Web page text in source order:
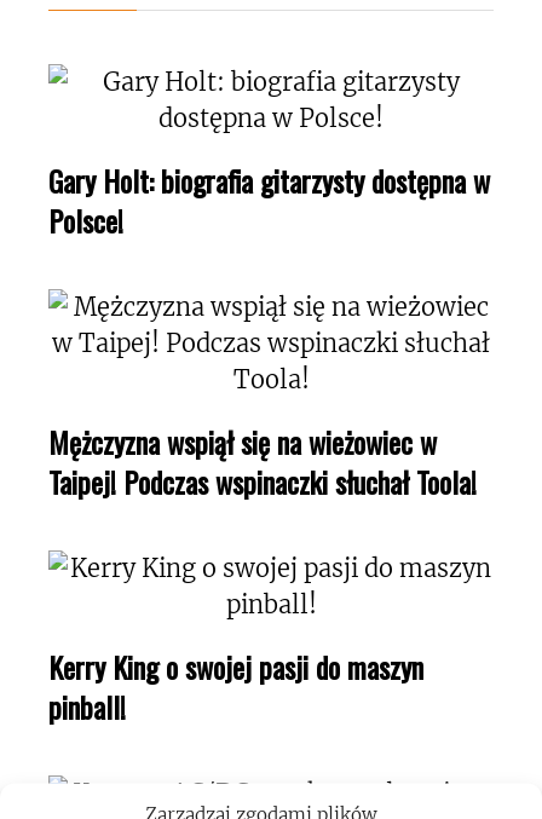
Zarządzaj zgodami plików
Gary Holt: biografia gitarzysty dostępna w
Polsce!
Mężczyzna wspiął się na wieżowiec w
Taipej! Podczas wspinaczki słuchał Toola!
Kerry King o swojej pasji do maszyn
pinball!